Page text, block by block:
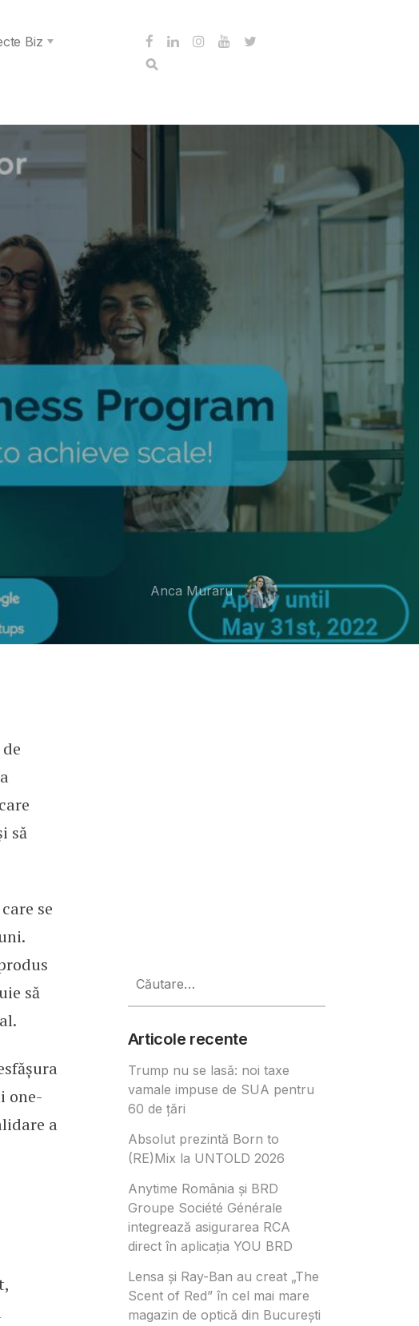
Biz
Anca Muraru
high-tech care vor să atragă
să
se
să
one-
a
după:
Articole recente
Trump nu se lasă: noi taxe
vamale impuse de SUA pentru
60 de țări
Absolut prezintă Born to
(RE)Mix la UNTOLD 2026
Anytime România și BRD
Groupe Société Générale
integrează asigurarea RCA
direct în aplicația YOU BRD
Lensa și Ray-Ban au creat „The
Scent of Red” în cel mai mare
magazin de optică din București